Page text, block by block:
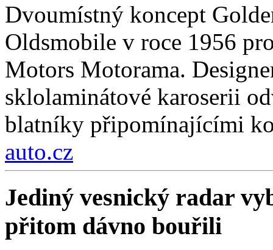
Dvoumístný koncept
Oldsmobile v roce 1956
Motors Motorama.
sklolaminátové karoserii
blatníky připomínajícími
auto.cz
Jediný vesnický radar
přitom dávno bouřili